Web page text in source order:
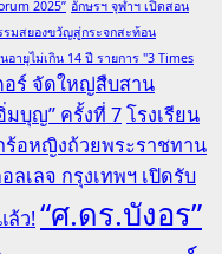
2025” อักษรฯ จุฬาฯ เปิดสอน
รมสยองขวัญสู่กระจกสะท้อน
ายุไม่เกิน 14 ปี รายการ "3 Times
อร์ จัดใหญ่สืบสาน
มบุญ” ครั้งที่ 7โรงเรียน
อหญิงถ้วยพระราชทาน
เลจ กรุงเทพฯ เปิดรับ
ล้ว!“ศ.ดร.บังอร”